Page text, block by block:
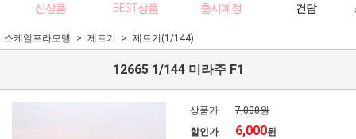
신상품 BEST상품 출시예정 건담
스케일프라모델 제트기 제트기(1/144)
12665 1/144 미라주 F1
상품가
7,000원
할인가
6,000원